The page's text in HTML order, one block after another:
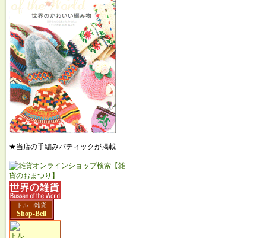
★当店の手編みパティックが掲載
トルコ雑貨
Shop-Bell